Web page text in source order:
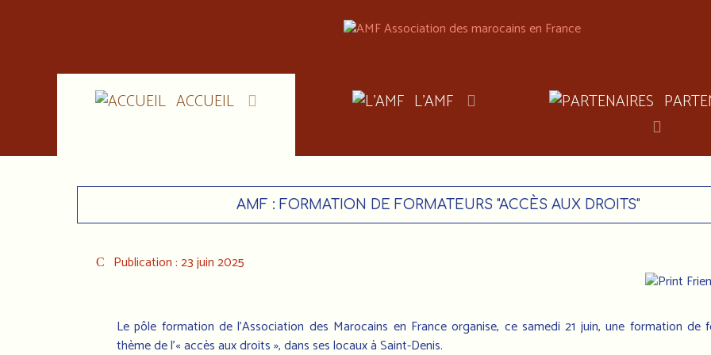
ACCUEIL L'AMF
AMF : FORMATION DE FORMATEURS "ACCÈS AUX DROITS"
Publication : 23 juin 2025
Le pôle formation de l’Association des Marocains en France organise, ce samedi 21 juin, une formation de
thème de l’« accès aux droits », dans ses locaux à Saint-Denis.